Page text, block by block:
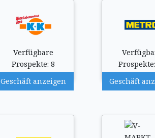
Verfügbare
Prospekte: 8
Geschäft anzeigen
Geschäft